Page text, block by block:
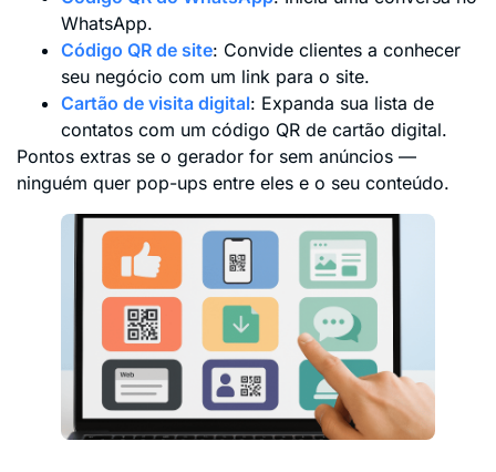
WhatsApp.
Código QR de site: Convide clientes a conhecer
seu negócio com um link para o site.
Cartão de visita digital: Expanda sua lista de
contatos com um código QR de cartão digital.
Pontos extras se o gerador for sem anúncios —
ninguém quer pop-ups entre eles e o seu conteúdo.